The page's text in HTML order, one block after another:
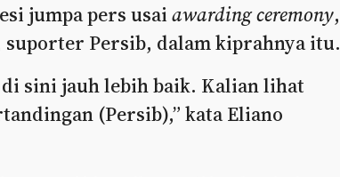
jumpa pers usai awarding ceremony,
Persib, dalam kiprahnya itu.
sini jauh lebih baik. Kalian lihat
(Persib),” kata Eliano